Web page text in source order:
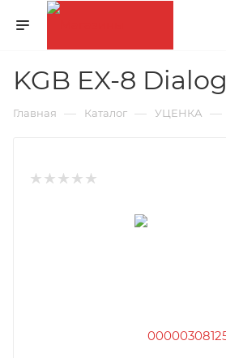
KGB EX-8 Dialog
Главная — Каталог — УЦЕНКА —